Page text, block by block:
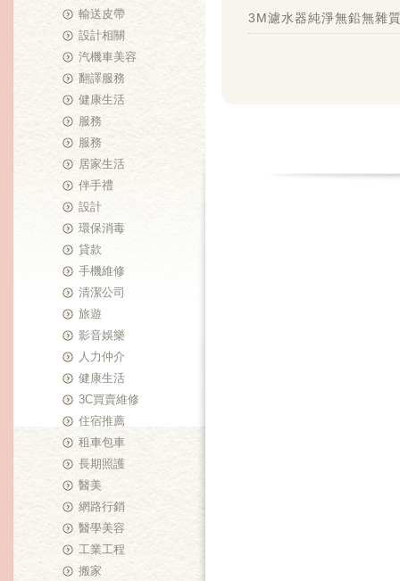
輸送皮帶
設計相關
汽機車美容
翻譯服務
健康生活
服務
服務
居家生活
伴手禮
設計
環保消毒
貸款
手機維修
清潔公司
旅遊
影音娛樂
人力仲介
健康生活
3C買賣維修
住宿推薦
租車包車
長期照護
醫美
網路行銷
醫學美容
工業工程
搬家
3M濾水器純淨無鉛無雜